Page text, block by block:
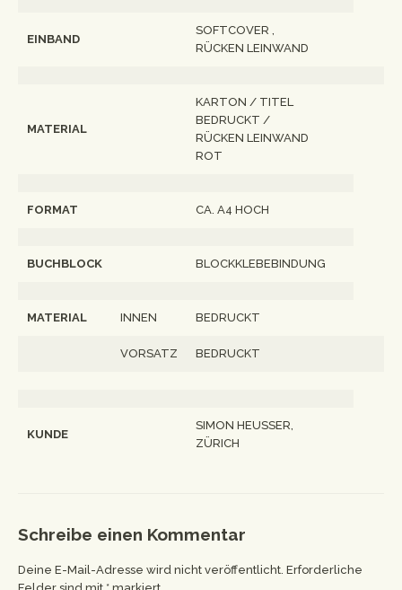
EINBAND
SOFTCOVER ,
RÜCKEN LEINWAND
MATERIAL
KARTON / TITEL
BEDRUCKT /
RÜCKEN LEINWAND
ROT
FORMAT CA. A4 HOCH
BUCHBLOCK BLOCKKLEBEBINDUNG
MATERIAL INNEN BEDRUCKT
VORSATZ BEDRUCKT
KUNDE
SIMON HEUSSER,
ZÜRICH
Schreibe einen Kommentar
Deine E-Mail-Adresse wird nicht veröffentlicht. Erforderliche